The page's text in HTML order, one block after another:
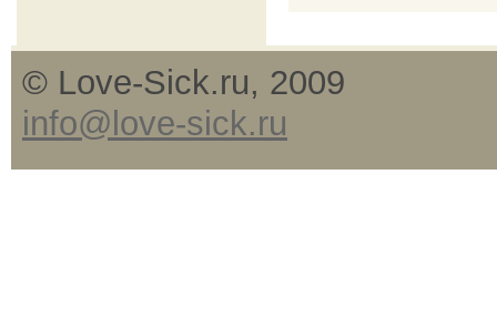
© Love-Sick.ru, 2009
info@love-sick.ru